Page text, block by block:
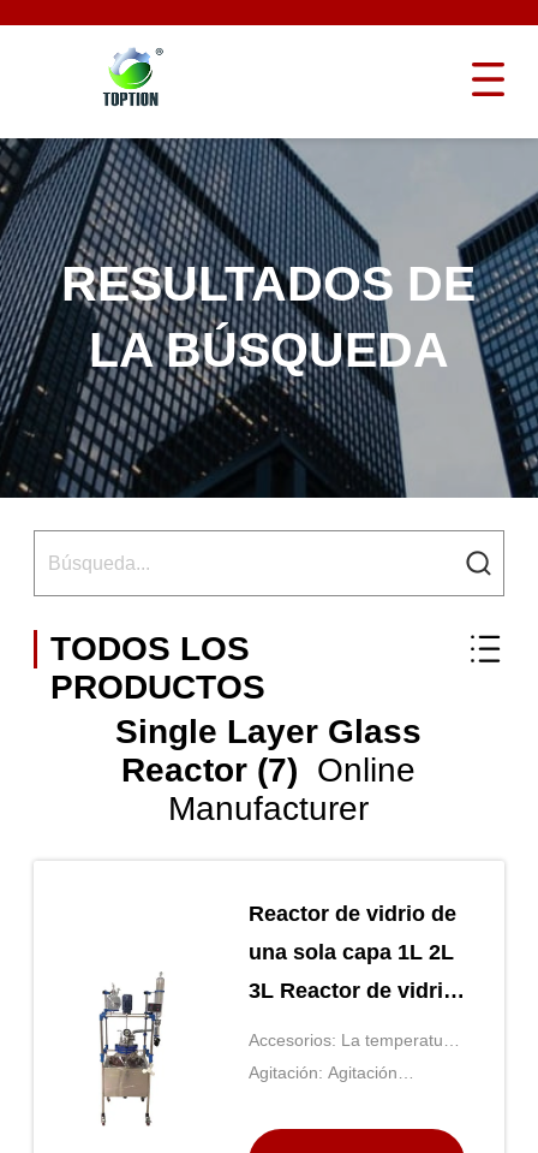
RESULTADOS DE
LA BÚSQUEDA
TODOS LOS
PRODUCTOS
Single Layer Glass
Reactor (7) Online
Manufacturer
Reactor de vidrio de
una sola capa 1L 2L
3L Reactor de vidrio
y acero inoxidable
Accesorios: La temperatura
de la superficie de la
de la superficie de la
Agitación: Agitación